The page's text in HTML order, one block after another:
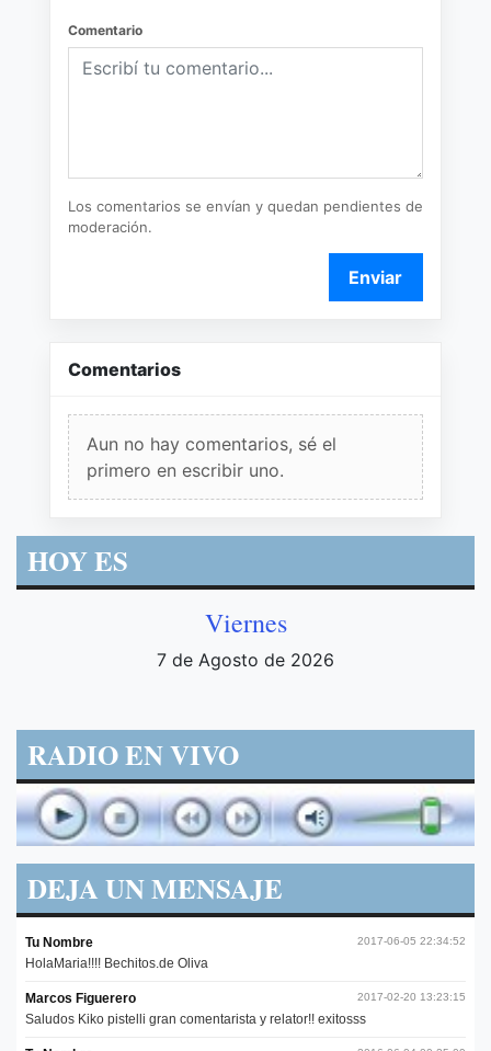
Comentario
Los comentarios se envían y quedan pendientes de
moderación.
Enviar
Comentarios
Aun no hay comentarios, sé el
primero en escribir uno.
HOY ES
Viernes
7 de Agosto de 2026
RADIO EN VIVO
DEJA UN MENSAJE